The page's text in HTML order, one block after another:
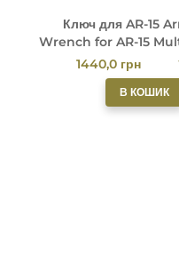
Ключ для AR-15
Wrench for AR-15
Tool by
1440,0 грн
В КОШИК